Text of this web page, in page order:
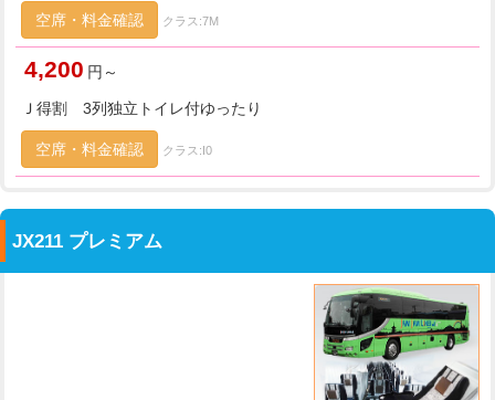
空席・料金確認 クラス:7M
4,200 円～
Ｊ得割 3列独立トイレ付ゆったり
空席・料金確認 クラス:I0
JX211 プレミアム